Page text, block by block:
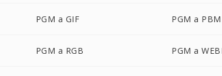
PGM a GIF PGM a PBM
PGM a RGB PGM a